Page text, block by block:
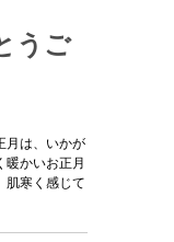
うご
月は、いかが
暖かいお正月
肌寒く感じて